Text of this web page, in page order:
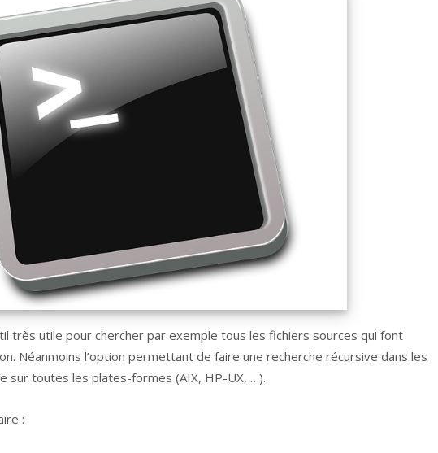
très utile pour chercher par exemple tous les fichiers sources qui font
Néanmoins l’option permettant de faire une recherche récursive dans les
sur toutes les plates-formes (AIX, HP-UX, …).
: